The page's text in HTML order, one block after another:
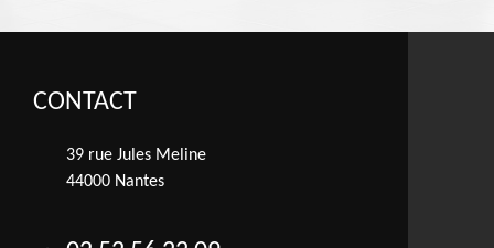
CONTACT
39 rue Jules Meline
44000 Nantes